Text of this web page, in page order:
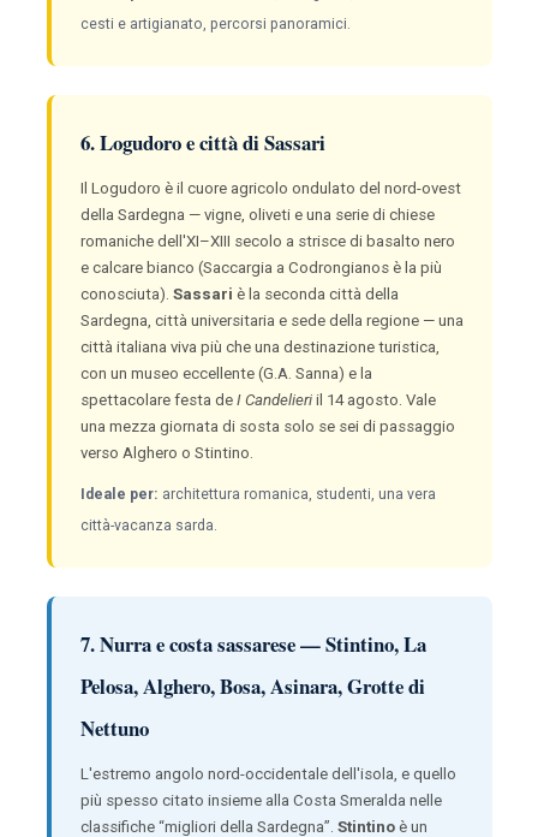
cesti e artigianato, percorsi panoramici.
6. Logudoro e città di Sassari
Il Logudoro è il cuore agricolo ondulato del nord-ovest
della Sardegna — vigne, oliveti e una serie di chiese
romaniche dell'XI–XIII secolo a strisce di basalto nero
e calcare bianco (Saccargia a Codrongianos è la più
conosciuta). Sassari è la seconda città della
Sardegna, città universitaria e sede della regione — una
città italiana viva più che una destinazione turistica,
con un museo eccellente (G.A. Sanna) e la
spettacolare festa de I Candelieriil 14 agosto. Vale
una mezza giornata di sosta solo se sei di passaggio
verso Alghero o Stintino.
Ideale per: architettura romanica, studenti, una vera
città-vacanza sarda.
7. Nurra e costa sassarese — Stintino, La
Pelosa, Alghero, Bosa, Asinara, Grotte di
Nettuno
L'estremo angolo nord-occidentale dell'isola, e quello
più spesso citato insieme alla Costa Smeralda nelle
classifiche “migliori della Sardegna”. Stintinoè un